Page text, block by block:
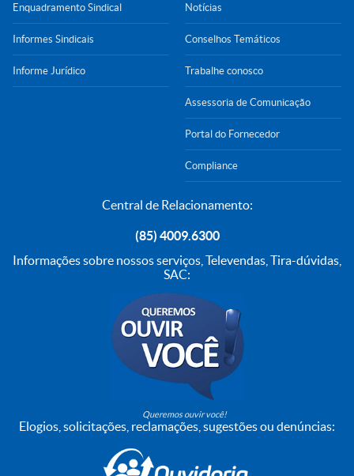
Enquadramento Sindical
Informes Sindicais
Informe Jurídico
Notícias
Conselhos Temáticos
Trabalhe conosco
Assessoria de Comunicação
Portal do Fornecedor
Compliance
Central de Relacionamento:
(85) 4009.6300
Informações sobre nossos serviços, Televendas, Tira-dúvidas,
SAC:
Queremos ouvir você!
Elogios, solicitações, reclamações, sugestões ou denúncias: